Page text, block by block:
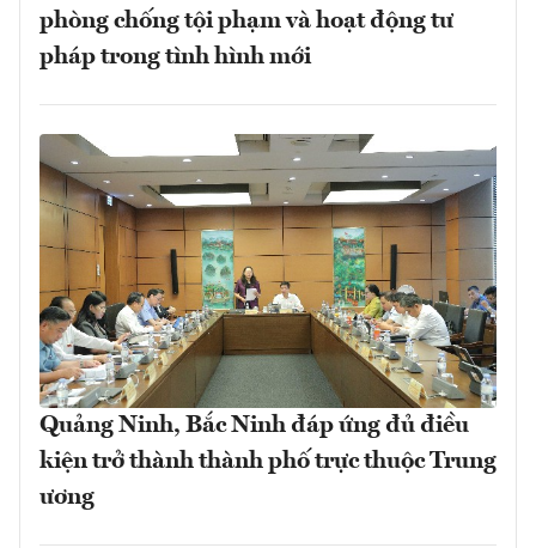
phòng chống tội phạm và hoạt động tư
pháp trong tình hình mới
Quảng Ninh, Bắc Ninh đáp ứng đủ điều
kiện trở thành thành phố trực thuộc Trung
ương